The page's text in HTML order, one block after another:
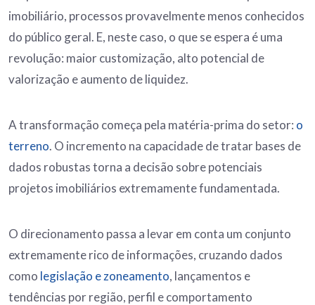
imobiliário, processos provavelmente menos conhecidos
do público geral. E, neste caso, o que se espera é uma
revolução: maior customização, alto potencial de
valorização e aumento de liquidez.
A transformação começa pela matéria-prima do setor: o
terreno. O incremento na capacidade de tratar bases de
dados robustas torna a decisão sobre potenciais
projetos imobiliários extremamente fundamentada.
O direcionamento passa a levar em conta um conjunto
extremamente rico de informações, cruzando dados
como legislação e zoneamento, lançamentos e
tendências por região, perfil e comportamento